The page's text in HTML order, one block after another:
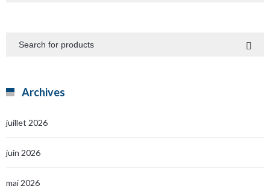
Archives
juillet 2026
juin 2026
mai 2026